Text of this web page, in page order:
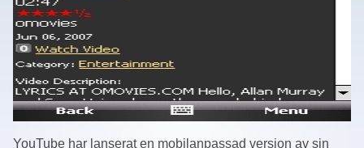
YouTube har lanserat en mobilanpassad version av sin